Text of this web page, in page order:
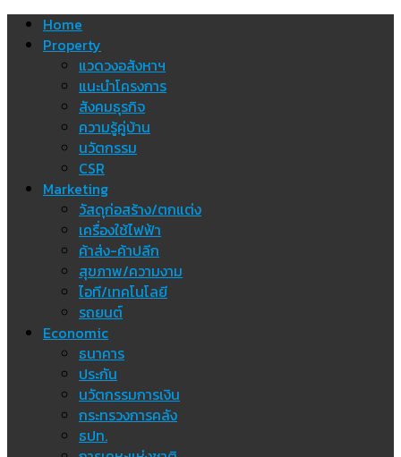
Skip Home
Property
แวดวงอสังหาฯ
แนะนำโครงการ
สังคมธุรกิจ
ความรู้คู่บ้าน
นวัตกรรม
CSR
Marketing
วัสดุก่อสร้าง/ตกแต่ง
เครื่องใช้ไฟฟ้า
ค้าส่ง-ค้าปลีก
สุขภาพ/ความงาม
ไอที/เทคโนโลยี
รถยนต์
Economic
ธนาคาร
ประกัน
นวัตกรรมการเงิน
กระทรวงการคลัง
ธปท.